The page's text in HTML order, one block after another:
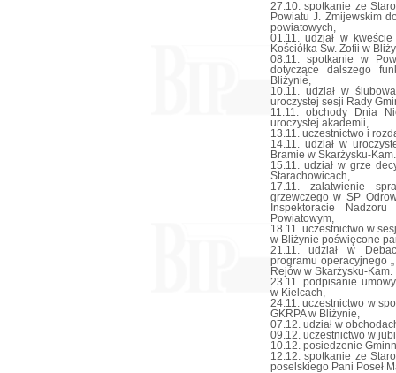
27.10. spotkanie ze
Powiatu J. Żmijewskim
powiatowych,
01.11. udział w
Kościółka Św. Zofii w
08.11. spotkanie w
dotyczące dalszego
Bliżynie,
10.11. udział w
uroczystej sesji Rady
11.11. obchody Dnia
uroczystej akademii,
13.11. uczestnictwo i
14.11. udział w
Bramie w Skarżysku-Kam.
15.11. udział w grze
Starachowicach,
17.11. załatwienie
grzewczego w SP
Inspektoracie
Powiatowym,
18.11. uczestnictwo w
w Bliżynie poświęcone
21.11. udział w
programu operacyjnego
Rejów w Skarżysku-Kam.
23.11. podpisanie
w Kielcach,
24.11. uczestnictwo w
GKRPA w Bliżynie,
07.12. udział w
09.12. uczestnictwo w
10.12. posiedzenie
12.12. spotkanie ze
poselskiego Pani Poseł